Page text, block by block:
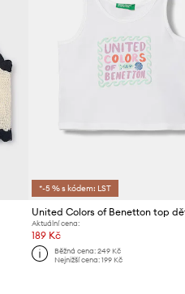
*-5 % s kódem: LST
Aktuální cena:
189 Kč
Běžná cena: 249 Kč
Nejnižší cena: 199 Kč